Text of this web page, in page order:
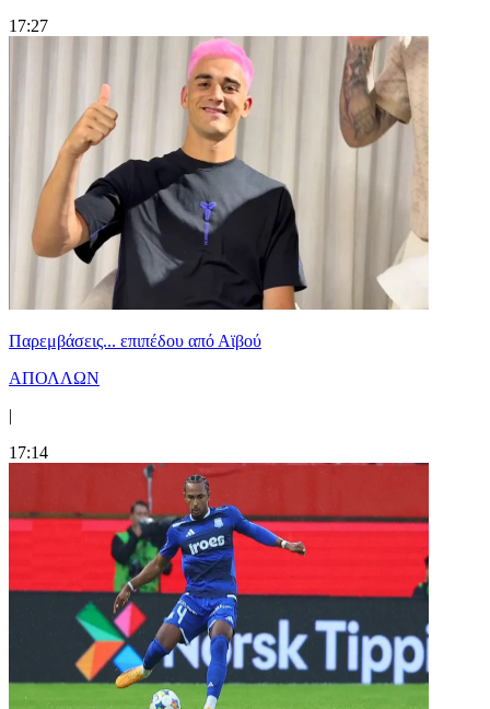
17:27
Παρεμβάσεις... επιπέδου από Αϊβού
ΑΠΟΛΛΩΝ
|
17:14